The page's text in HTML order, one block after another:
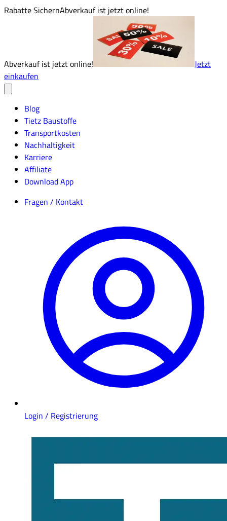
Rabatte SichernAbverkauf ist jetzt online!
Abverkauf ist jetzt online!
Jetzt
einkaufen
Blog
Tietz Baustoffe
Transportkosten
Nachhaltigkeit
Karriere
Affiliate
Download App
Fragen / Kontakt
Login / Registrierung